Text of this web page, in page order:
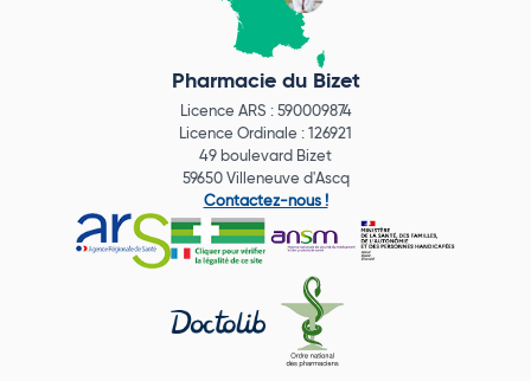
Pharmacie du Bizet
Licence ARS : 590009874
Licence Ordinale : 126921
49 boulevard Bizet
59650 Villeneuve d'Ascq
Contactez-nous !